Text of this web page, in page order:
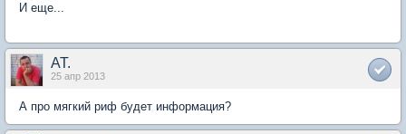
И еще...
AT.
25 апр 2013
А про мягкий риф будет информация?